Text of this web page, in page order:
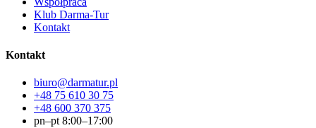
Klub Darma-Tur
Kontakt
Kontakt
biuro@darmatur.pl
+48 75 610 30 75
+48 600 370 375
pn–pt 8:00–17:00